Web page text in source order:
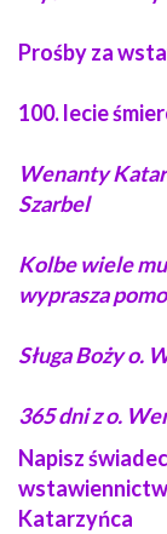
Prośby za
100. lecie
Wenanty
Szarbel
Kolbe wiele
wyprasza
Sługa Boży o.
365 dni z o.
Napisz
Katarzyńca